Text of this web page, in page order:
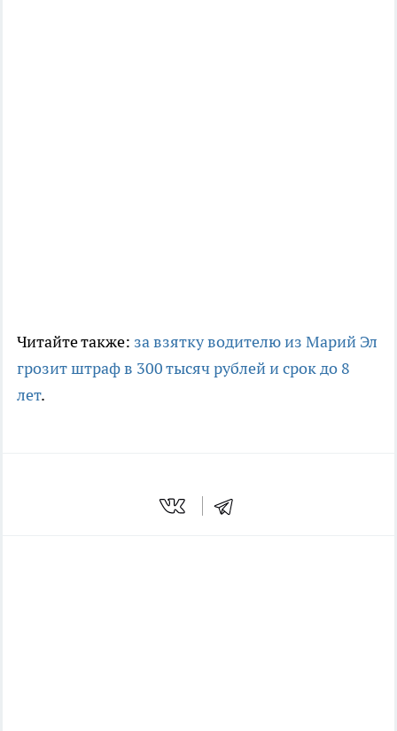
Читайте также: за взятку водителю из Марий Эл
грозит штраф в 300 тысяч рублей и срок до 8
лет.